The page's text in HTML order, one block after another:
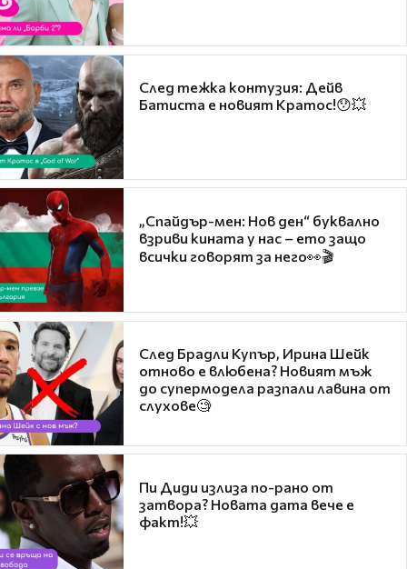
След тежка контузия: Дейв
Батиста е новият Кратос!😯💥
„Спайдър-мен: Нов ден“ буквално
взриви кината у нас – ето защо
всички говорят за него👀🎬
След Брадли Купър, Ирина Шейк
отново е влюбена? Новият мъж
до супермодела разпали лавина от
слухове🧐
Пи Диди излиза по-рано от
затвора? Новата дата вече е
факт!💥